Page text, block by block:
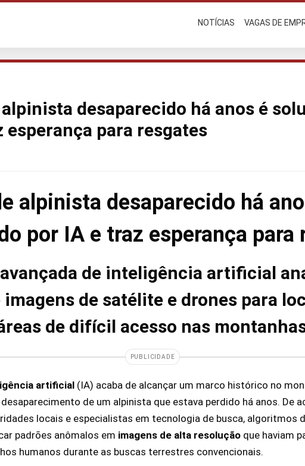
NOTÍCIAS VAGAS DE
desaparecido há anos é
esperança para resgates
alpinista desaparecido há
por IA e traz esperança para
de inteligência artificial
de satélite e drones para
de difícil acesso nas
PUBLICIDADE
artificial (IA) acaba de alcançar um marco histórico no
de um alpinista que estava perdido há anos. De
locais e especialistas em tecnologia de busca, algoritmos
padrões anômalos em imagens de alta resolução que haviam
humanos durante as buscas terrestres convencionais.